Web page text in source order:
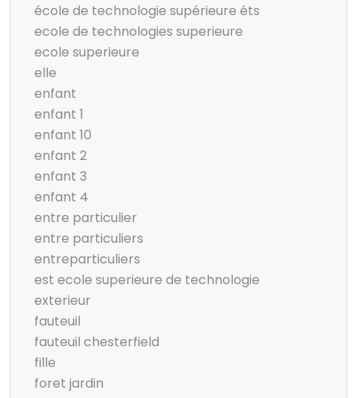
école de technologie supérieure éts
ecole de technologies superieure
ecole superieure
elle
enfant
enfant 1
enfant 10
enfant 2
enfant 3
enfant 4
entre particulier
entre particuliers
entreparticuliers
est ecole superieure de technologie
exterieur
fauteuil
fauteuil chesterfield
fille
foret jardin